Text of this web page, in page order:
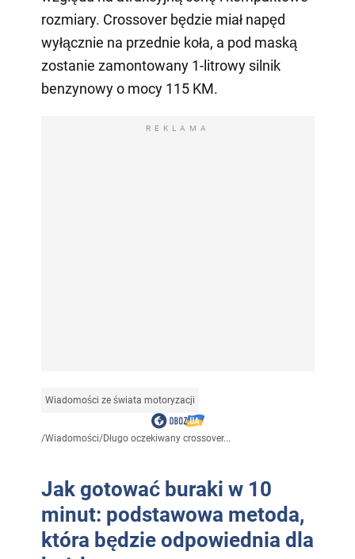
rozmiary. Crossover będzie miał napęd
wyłącznie na przednie koła, a pod maską
zostanie zamontowany 1-litrowy silnik
benzynowy o mocy 115 KM.
REKLAMA
Wiadomości ze świata motoryzacji
/Wiadomości/Długo oczekiwany crossover...
Jak gotować buraki w 10
minut: podstawowa metoda,
która będzie odpowiednia dla